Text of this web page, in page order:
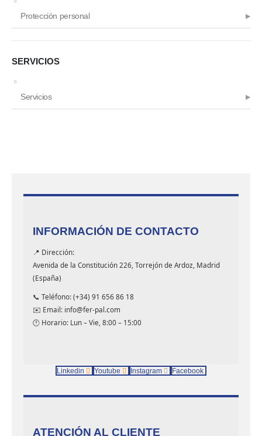
Protección personal
SERVICIOS
Servicios
INFORMACIÓN DE CONTACTO
📍 Dirección:
Avenida de la Constitución 226, Torrejón de Ardoz, Madrid
(España)
📞 Teléfono: (+34) 91 656 86 18
✉️ Email: info@fer-pal.com
🕐 Horario: Lun – Vie, 8:00 – 15:00
Linkedin Youtube Instagram Facebook
ATENCIÓN AL CLIENTE